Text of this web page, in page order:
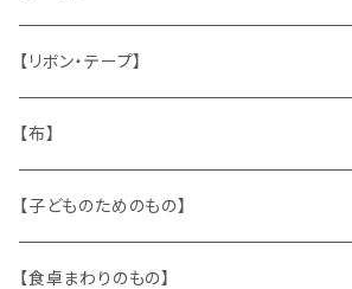
キャラクター
メタル製品
缶、箱
陶磁器
文房具
木製品
シール、ステッカー、クロモス
袋、箱、ナプキン、コースター
パズル、ゲーム
古本、古雑誌、古えほん
スタンプ
文房具
貝
メタル
ガラス
プラスチック
【リボン・テープ】
チロルテープ・イニシャルテープ
トリム
ワッペン
【布】
キッチンクロス、ナプキン
ニット
【子どものためのもの】
身に着けるもの
【食卓まわりのもの】